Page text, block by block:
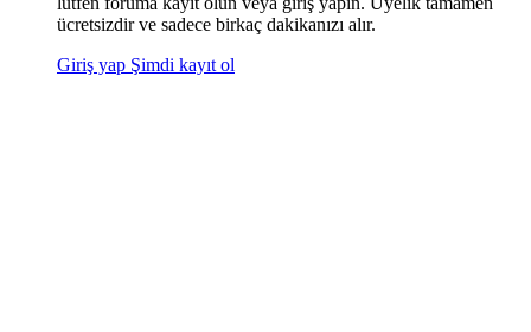
ücretsizdir ve sadece birkaç dakikanızı alır.
Giriş yap Şimdi kayıt ol